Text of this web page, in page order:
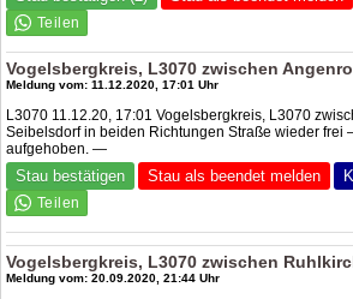
Vogelsbergkreis, L3070 zwischen
Meldung vom: 11.12.2020, 17:01 Uhr
L3070 11.12.20, 17:01 Vogelsbergkreis, L3070
Seibelsdorf in beiden Richtungen Straße wieder
aufgehoben. —
Stau bestätigen Stau als beendet melden
Vogelsbergkreis, L3070 zwischen
Meldung vom: 20.09.2020, 21:44 Uhr